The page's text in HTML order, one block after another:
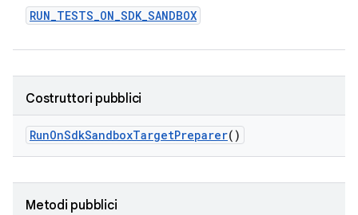
RUN_TESTS_ON_SDK_SANDBOX
Costruttori pubblici
RunOnSdkSandboxTargetPreparer()
Metodi pubblici